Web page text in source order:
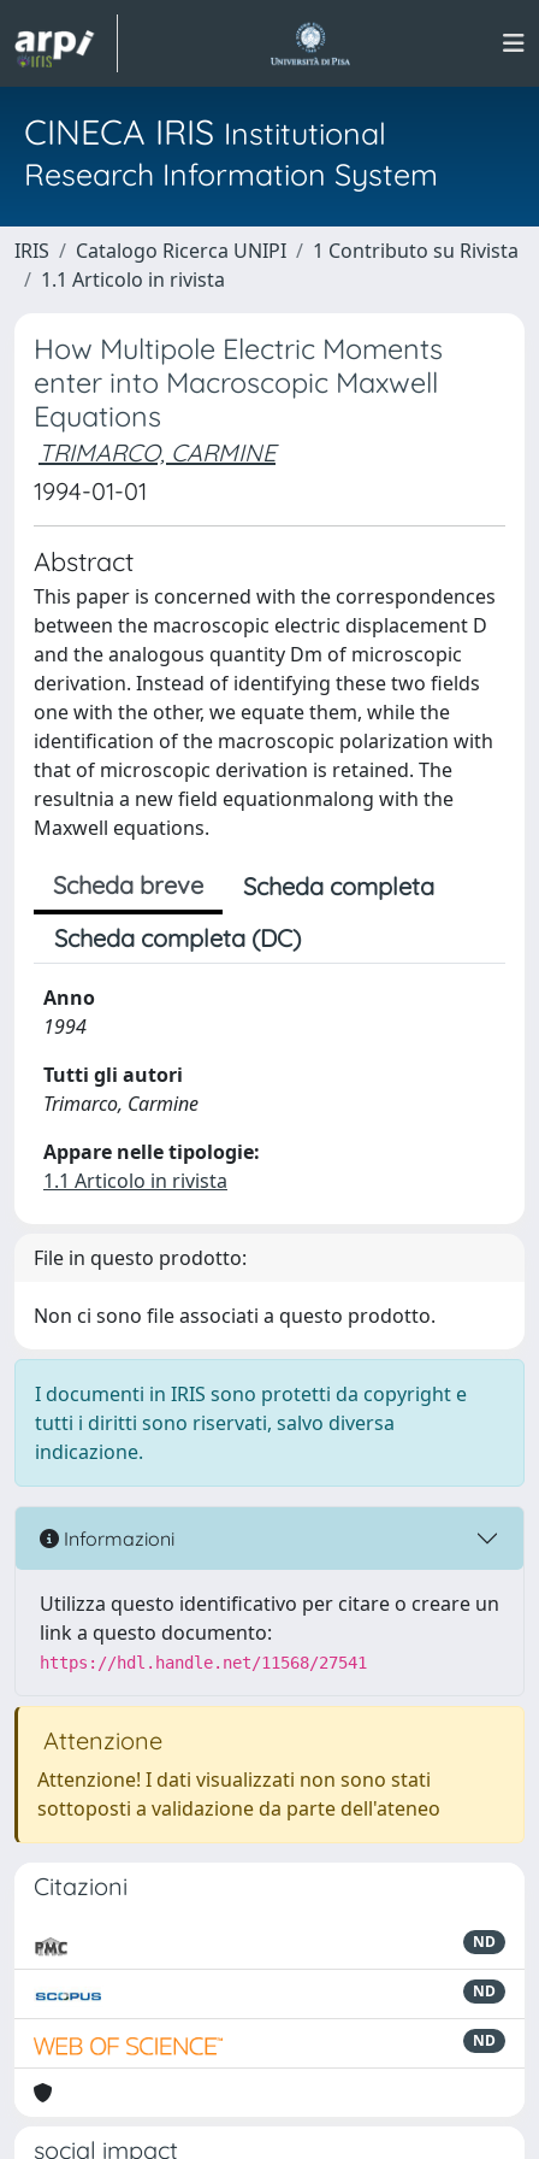
CINECA IRIS Institutional
Research Information System
IRIS Catalogo Ricerca UNIPI
1 Contributo su Rivista
1.1 Articolo in rivista
How Multipole Electric Moments
enter into Macroscopic Maxwell
Equations
TRIMARCO, CARMINE
1994-01-01
Abstract
This paper is concerned with the correspondences
between the macroscopic electric displacement D
and the analogous quantity Dm of microscopic
derivation. Instead of identifying these two fields
one with the other, we equate them, while the
identification of the macroscopic polarization with
that of microscopic derivation is retained. The
resultnia a new field equationmalong with the
Maxwell equations.
Scheda breve
Scheda completa
Scheda completa (DC)
Anno
1994
Tutti gli autori
Trimarco, Carmine
Appare nelle tipologie:
1.1 Articolo in rivista
File in questo prodotto:
Non ci sono file associati a questo prodotto.
I documenti in IRIS sono protetti da copyright e
tutti i diritti sono riservati, salvo diversa
indicazione.
Informazioni
Utilizza questo identificativo per citare o creare un
link a questo documento:
https://hdl.handle.net/11568/27541
Attenzione
Attenzione! I dati visualizzati non sono stati
sottoposti a validazione da parte dell'ateneo
Citazioni
ND
ND
ND
social impact